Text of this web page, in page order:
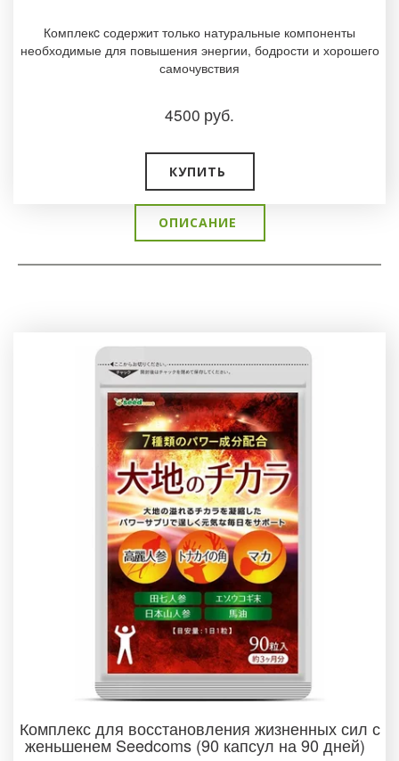
Комплекc содержит только натуральные компоненты
необходимые для повышения энергии, бодрости и хорошего
самочувствия
4500 руб.
КУПИТЬ
ОПИСАНИЕ
Комплекс для восстановления жизненных сил с
женьшенем Seedcoms (90 капсул на 90 дней)